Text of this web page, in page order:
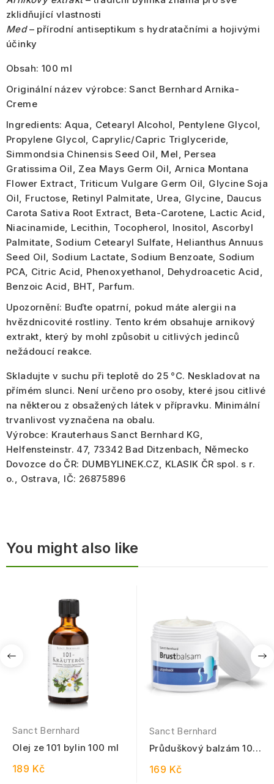
zklidňující vlastnosti
Med– přírodní antiseptikum s hydratačními a hojivými
účinky
Obsah: 100 ml
Originální název výrobce: Sanct Bernhard Arnika-
Creme
Ingredients: Aqua, Cetearyl Alcohol, Pentylene Glycol,
Propylene Glycol, Caprylic/Capric Triglyceride,
Simmondsia Chinensis Seed Oil, Mel, Persea
Gratissima Oil, Zea Mays Germ Oil, Arnica Montana
Flower Extract, Triticum Vulgare Germ Oil, Glycine Soja
Oil, Fructose, Retinyl Palmitate, Urea, Glycine, Daucus
Carota Sativa Root Extract, Beta-Carotene, Lactic Acid,
Niacinamide, Lecithin, Tocopherol, Inositol, Ascorbyl
Palmitate, Sodium Cetearyl Sulfate, Helianthus Annuus
Seed Oil, Sodium Lactate, Sodium Benzoate, Sodium
PCA, Citric Acid, Phenoxyethanol, Dehydroacetic Acid,
Benzoic Acid, BHT, Parfum.
Upozornění: Buďte opatrní, pokud máte alergii na
hvězdnicovité rostliny. Tento krém obsahuje arnikový
extrakt, který by mohl způsobit u citlivých jedinců
nežádoucí reakce.
Skladujte v suchu při teplotě do 25 °C. Neskladovat na
přímém slunci. Není určeno pro osoby, které jsou citlivé
na některou z obsažených látek v přípravku. Minimální
trvanlivost vyznačena na obalu.
Výrobce: Krauterhaus Sanct Bernhard KG,
Helfensteinstr. 47, 73342 Bad Ditzenbach, Německo
Dovozce do ČR: DUMBYLINEK.CZ, KLASIK ČR spol. s r.
o., Ostrava, IČ: 26875896
You might also like
Sanct Bernhard
Olej ze 101 bylin 100 ml
189 Kč
Sanct Bernhard
Průduškový balzám 100
169 Kč